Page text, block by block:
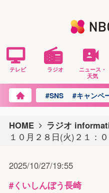
テレビ ラジオ
ニュース・
天気
#SNS #キャンペ
HOME
ラジオ
１０月２８日(火)２１：
2025/10/27/19:55
#くいしんぼう長崎